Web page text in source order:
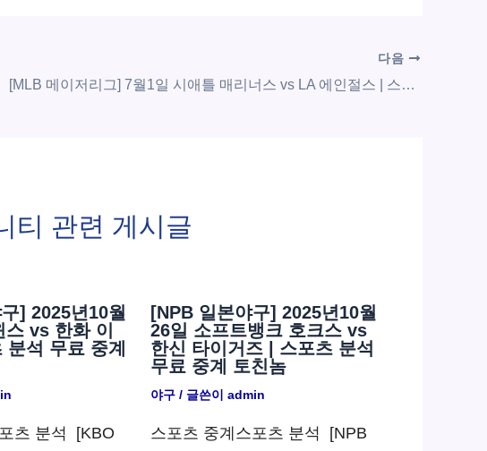
다음
[MLB 메이저리그] 7월1일 시애틀 매리너스 vs LA 에인절스 | 스포츠 분석 무료 중계 토친놈
티 관련 게시글
] 2025년10월
vs 한화 이
석 무료 중계
츠 분석 ​ [KBO
[NPB 일본야구] 2025년10월
26일 소프트뱅크 호크스 vs
한신 타이거즈 | 스포츠 분석
무료 중계 토친놈
야구 / 글쓴이admin
스포츠 중계스포츠 분석 ​ [NPB